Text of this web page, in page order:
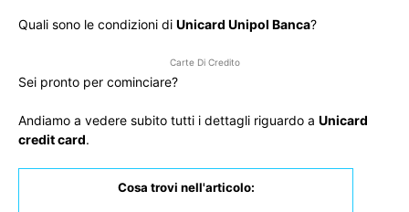
Quali sono le condizioni di Unicard Unipol Banca?
Carte Di Credito
Sei pronto per cominciare?
Andiamo a vedere subito tutti i dettagli riguardo a Unicard
credit card.
Cosa trovi nell'articolo: